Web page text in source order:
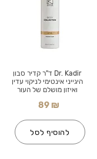
Dr. Kadir ד"ר קדיר סבון
היגייני אינטימי לניקוי עדין
ואיזון מושלם של העור
89 ₪
להוסיף לסל